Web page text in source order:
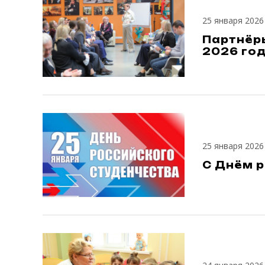
25 января 2026
2026
25 января 2026
С Днём